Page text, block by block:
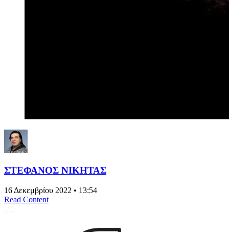
ΣΤΕΦΑΝΟΣ ΝΙΚΗΤΑΣ
16 Δεκεμβρίου 2022 • 13:54
Read Content